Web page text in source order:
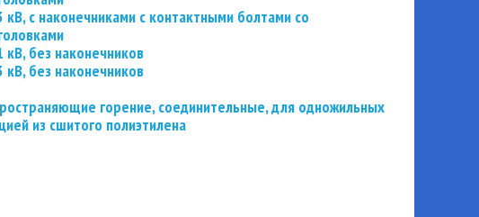
с наконечниками с контактными болтами со
без наконечников
без наконечников
горение, соединительные, для одножильных
из сшитого полиэтилена